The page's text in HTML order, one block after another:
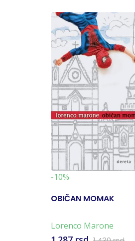
-10%
OBIČAN MOMAK
Lorenco Marone